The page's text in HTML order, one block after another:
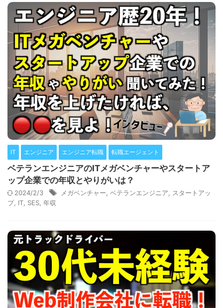
IT エンジニア エンジニア転職 転職エージェント
ベテランエンジニアのITメガベンチャーやスタートア
ップ企業での年収とやりがいは？
2024/2/3 メガベンチャー ベテランエンジニア
スタートアッ
プ, IT SES 年収